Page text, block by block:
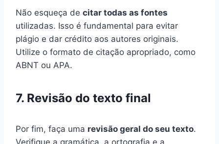
Não esqueça de citar todas as fontes
utilizadas. Isso é fundamental para evitar
plágio e dar crédito aos autores originais.
Utilize o formato de citação apropriado, como
ABNT ou APA.
7. Revisão do texto final
Por fim, faça uma revisão geral do seu texto.